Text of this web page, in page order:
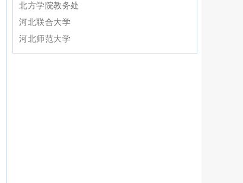
北方学院教务处
河北联合大学
河北师范大学